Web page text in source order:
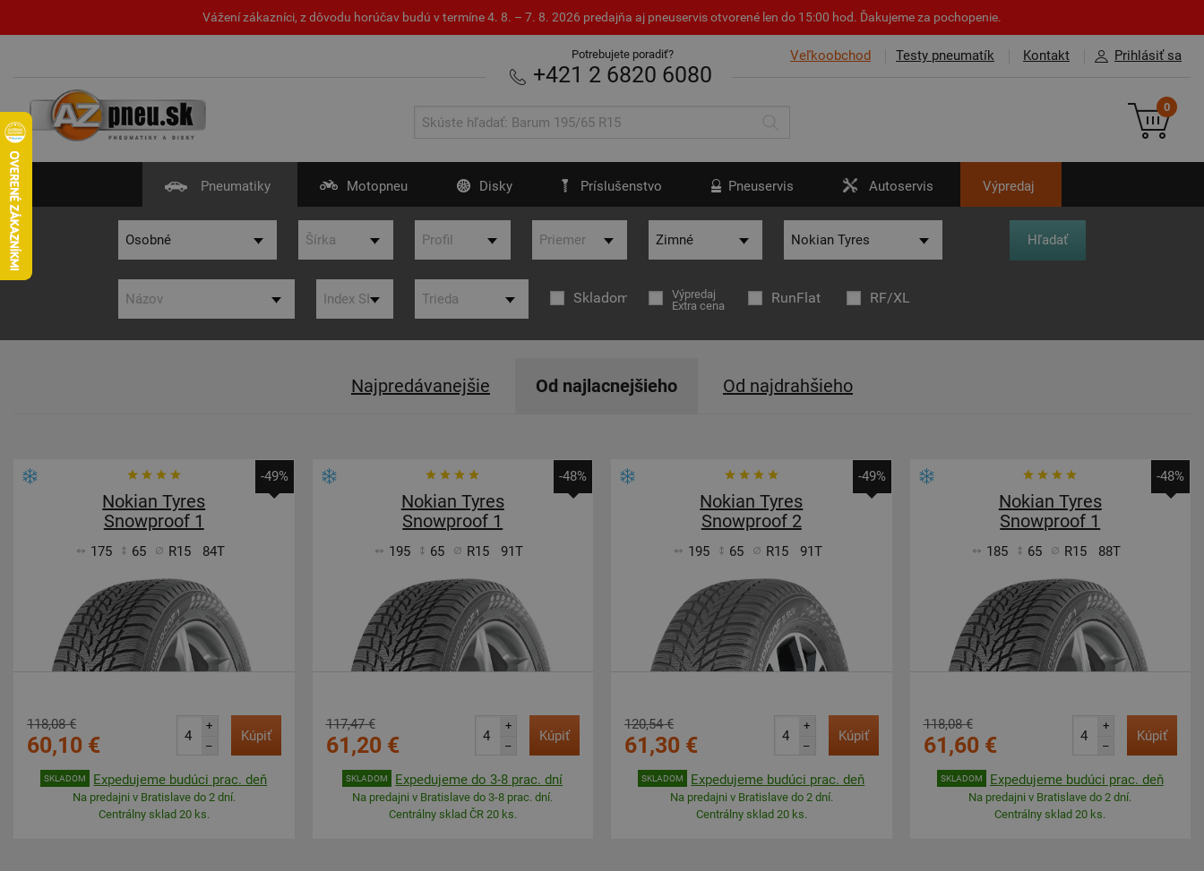
Vážení zákazníci, z dôvodu horúčav budú v termíne 4. 8. – 7. 8. 2026 predajňa aj pneuservis otvorené len do 15:00 hod. Ďakujeme za pochopenie.
Veľkoobchod Testy pneumatík Kontakt Prihlásiť sa
Potrebujete poradiť?
+421 2 6820 6080
0
Pneumatiky Motopneu Disky Príslušenstvo Pneuservis Autoservis Výpredaj
Skladom
Výpredaj
Extra cena
RunFlat RF/XL
Najpredávanejšie Od najlacnejšieho Od najdrahšieho
-49%
Nokian Tyres
Snowproof 1
175 65 R15 84T
118,08 €
60,10 €
+
–
Kúpiť
SKLADOM Expedujeme budúci prac. deň
Na predajni v Bratislave do 2 dní.
Centrálny sklad 20 ks.
-48%
Nokian Tyres
Snowproof 1
195 65 R15 91T
117,47 €
61,20 €
+
–
Kúpiť
SKLADOM Expedujeme do 3-8 prac. dní
Na predajni v Bratislave do 3-8 prac. dní.
Centrálny sklad ČR 20 ks.
-49%
Nokian Tyres
Snowproof 2
195 65 R15 91T
120,54 €
61,30 €
+
–
Kúpiť
SKLADOM Expedujeme budúci prac. deň
Na predajni v Bratislave do 2 dní.
Centrálny sklad 20 ks.
-48%
Nokian Tyres
Snowproof 1
185 65 R15 88T
118,08 €
61,60 €
+
–
Kúpiť
SKLADOM Expedujeme budúci prac. deň
Na predajni v Bratislave do 2 dní.
Centrálny sklad 20 ks.